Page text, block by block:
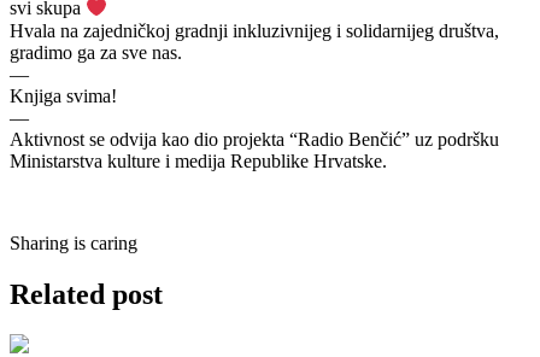
svi skupa
Hvala na zajedničkoj gradnji inkluzivnijeg i solidarnijeg društva,
gradimo ga za sve nas.
—
Knjiga svima!
—
Aktivnost se odvija kao dio projekta “Radio Benčić” uz podršku
Ministarstva kulture i medija Republike Hrvatske.
Sharing is caring
Related post